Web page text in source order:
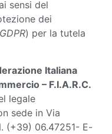
sensi del
dei
) per la tutela
Italiana
– F.I.A.R.C.
legale
sede in Via
(+39) 06.47251- E-